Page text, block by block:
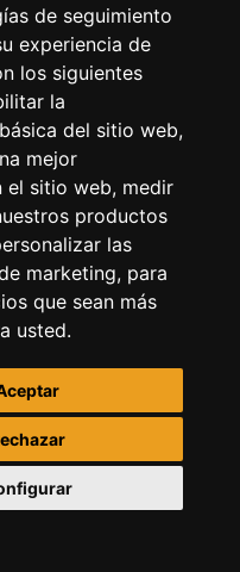
de seguimiento
experiencia de
los siguientes
la
del sitio web,
mejor
el sitio web, medir
productos
las
marketing, para
que sean más
usted.